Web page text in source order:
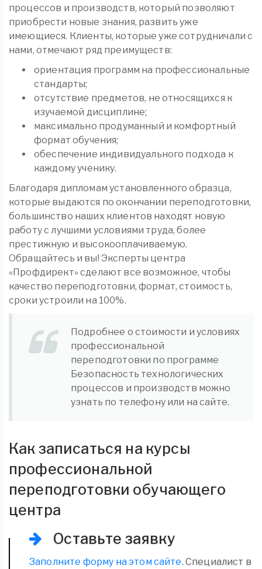
процессов и производств, который позволяют
приобрести новые знания, развить уже
имеющиеся. Клиенты, которые уже сотрудничали с
нами, отмечают ряд преимуществ:
ориентация программ на профессиональные
стандарты;
отсутствие предметов, не относящихся к
изучаемой дисциплине;
максимально продуманный и комфортный
формат обучения;
обеспечение индивидуального подхода к
каждому ученику.
Благодаря дипломам установленного образца,
которые выдаются по окончании переподготовки,
большинство наших клиентов находят новую
работу с лучшими условиями труда, более
престижную и высокооплачиваемую.
Обращайтесь и вы! Эксперты центра
«Профдирект» сделают все возможное, чтобы
качество переподготовки, формат, стоимость,
сроки устроили на 100%.
Подробнее о стоимости и условиях
профессиональной
переподготовки по программе
Безопасность технологических
процессов и производств можно
узнать по телефону или на сайте.
Как записаться на курсы
профессиональной
переподготовки обучающего
центра
Оставьте заявку
Заполните форму на этом сайте. Специалист в